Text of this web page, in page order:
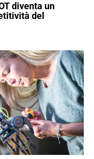
diventa un
del